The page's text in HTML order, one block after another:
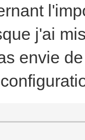
j'ai
envie